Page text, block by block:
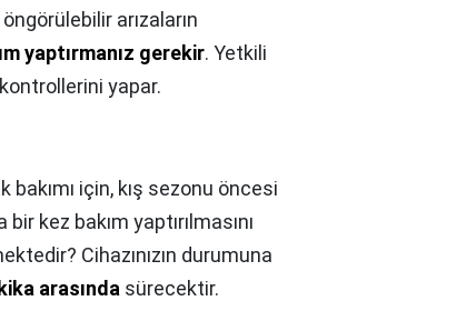
arızaların
yaptırmanız gerekir. Yetkili
yapar.
bakımı için, kış sezonu öncesi
kez bakım yaptırılmasını
Cihazınızın durumuna
arasında sürecektir.